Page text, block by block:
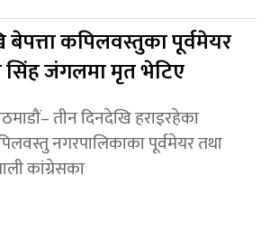
बेपत्ता कपिलवस्तुका पूर्वमेयर
जंगलमा मृत भेटिए
तीन दिनदेखि हराइरहेका
नगरपालिकाका पूर्वमेयर तथा
कांग्रेसका